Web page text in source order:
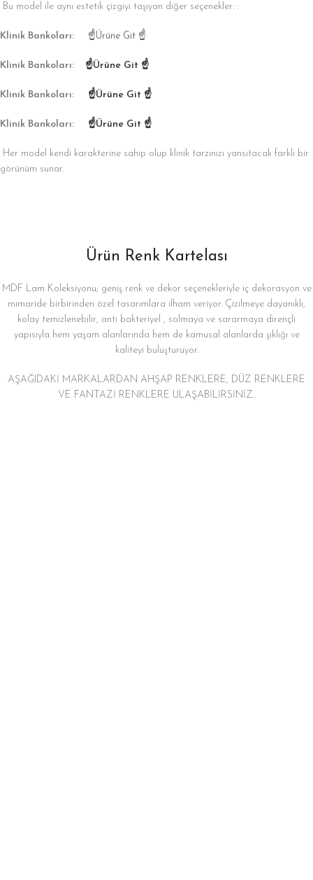
Bu model ile aynı estetik çizgiyi taşıyan diğer seçenekler: :
Klinik Bankoları: ☝Ürüne Git ☝
Klinik Bankoları: ☝Ürüne Git ☝
Klinik Bankoları: ☝Ürüne Git ☝
Klinik Bankoları: ☝Ürüne Git ☝
Her model kendi karakterine sahip olup klinik tarzınızı yansıtacak farklı bir
görünüm sunar.
Ürün Renk Kartelası
MDF Lam Koleksiyonu; geniş renk ve dekor seçenekleriyle iç dekorasyon ve
mimaride birbirinden özel tasarımlara ilham veriyor. Çizilmeye dayanıklı,
kolay temizlenebilir, anti bakteriyel , solmaya ve sararmaya dirençli
yapısıyla hem yaşam alanlarında hem de kamusal alanlarda şıklığı ve
kaliteyi buluşturuyor.
AŞAĞIDAKİ MARKALARDAN AHŞAP RENKLERE, DÜZ RENKLERE
VE FANTAZİ RENKLERE ULAŞABİLİRSİNİZ..